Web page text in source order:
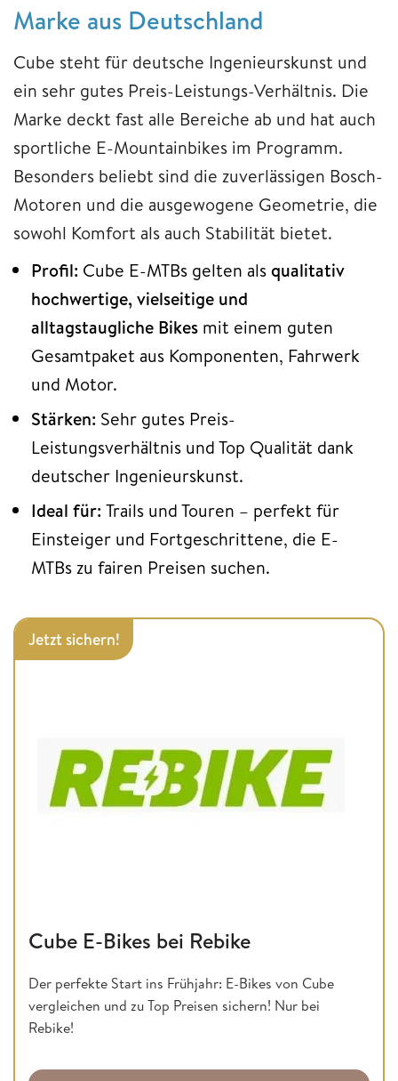
Marke aus Deutschland
Cube steht für deutsche Ingenieurskunst und
ein sehr gutes Preis-Leistungs-Verhältnis. Die
Marke deckt fast alle Bereiche ab und hat auch
sportliche E-Mountainbikes im Programm.
Besonders beliebt sind die zuverlässigen Bosch-
Motoren und die ausgewogene Geometrie, die
sowohl Komfort als auch Stabilität bietet.
Profil: Cube E-MTBs gelten als qualitativ
hochwertige, vielseitige und
alltagstaugliche Bikes mit einem guten
Gesamtpaket aus Komponenten, Fahrwerk
und Motor.
Stärken: Sehr gutes Preis-
Leistungsverhältnis und Top Qualität dank
deutscher Ingenieurskunst.
Ideal für: Trails und Touren – perfekt für
Einsteiger und Fortgeschrittene, die E-
MTBs zu fairen Preisen suchen.
Jetzt sichern!
Cube E-Bikes bei Rebike
Der perfekte Start ins Frühjahr: E-Bikes von Cube
vergleichen und zu Top Preisen sichern! Nur bei
Rebike!